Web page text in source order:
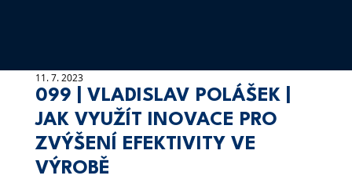
099 | VLADISLAV POLÁŠEK |
JAK VYUŽÍT INOVACE PRO
ZVÝŠENÍ EFEKTIVITY VE
VÝROBĚ
11. 7. 2023